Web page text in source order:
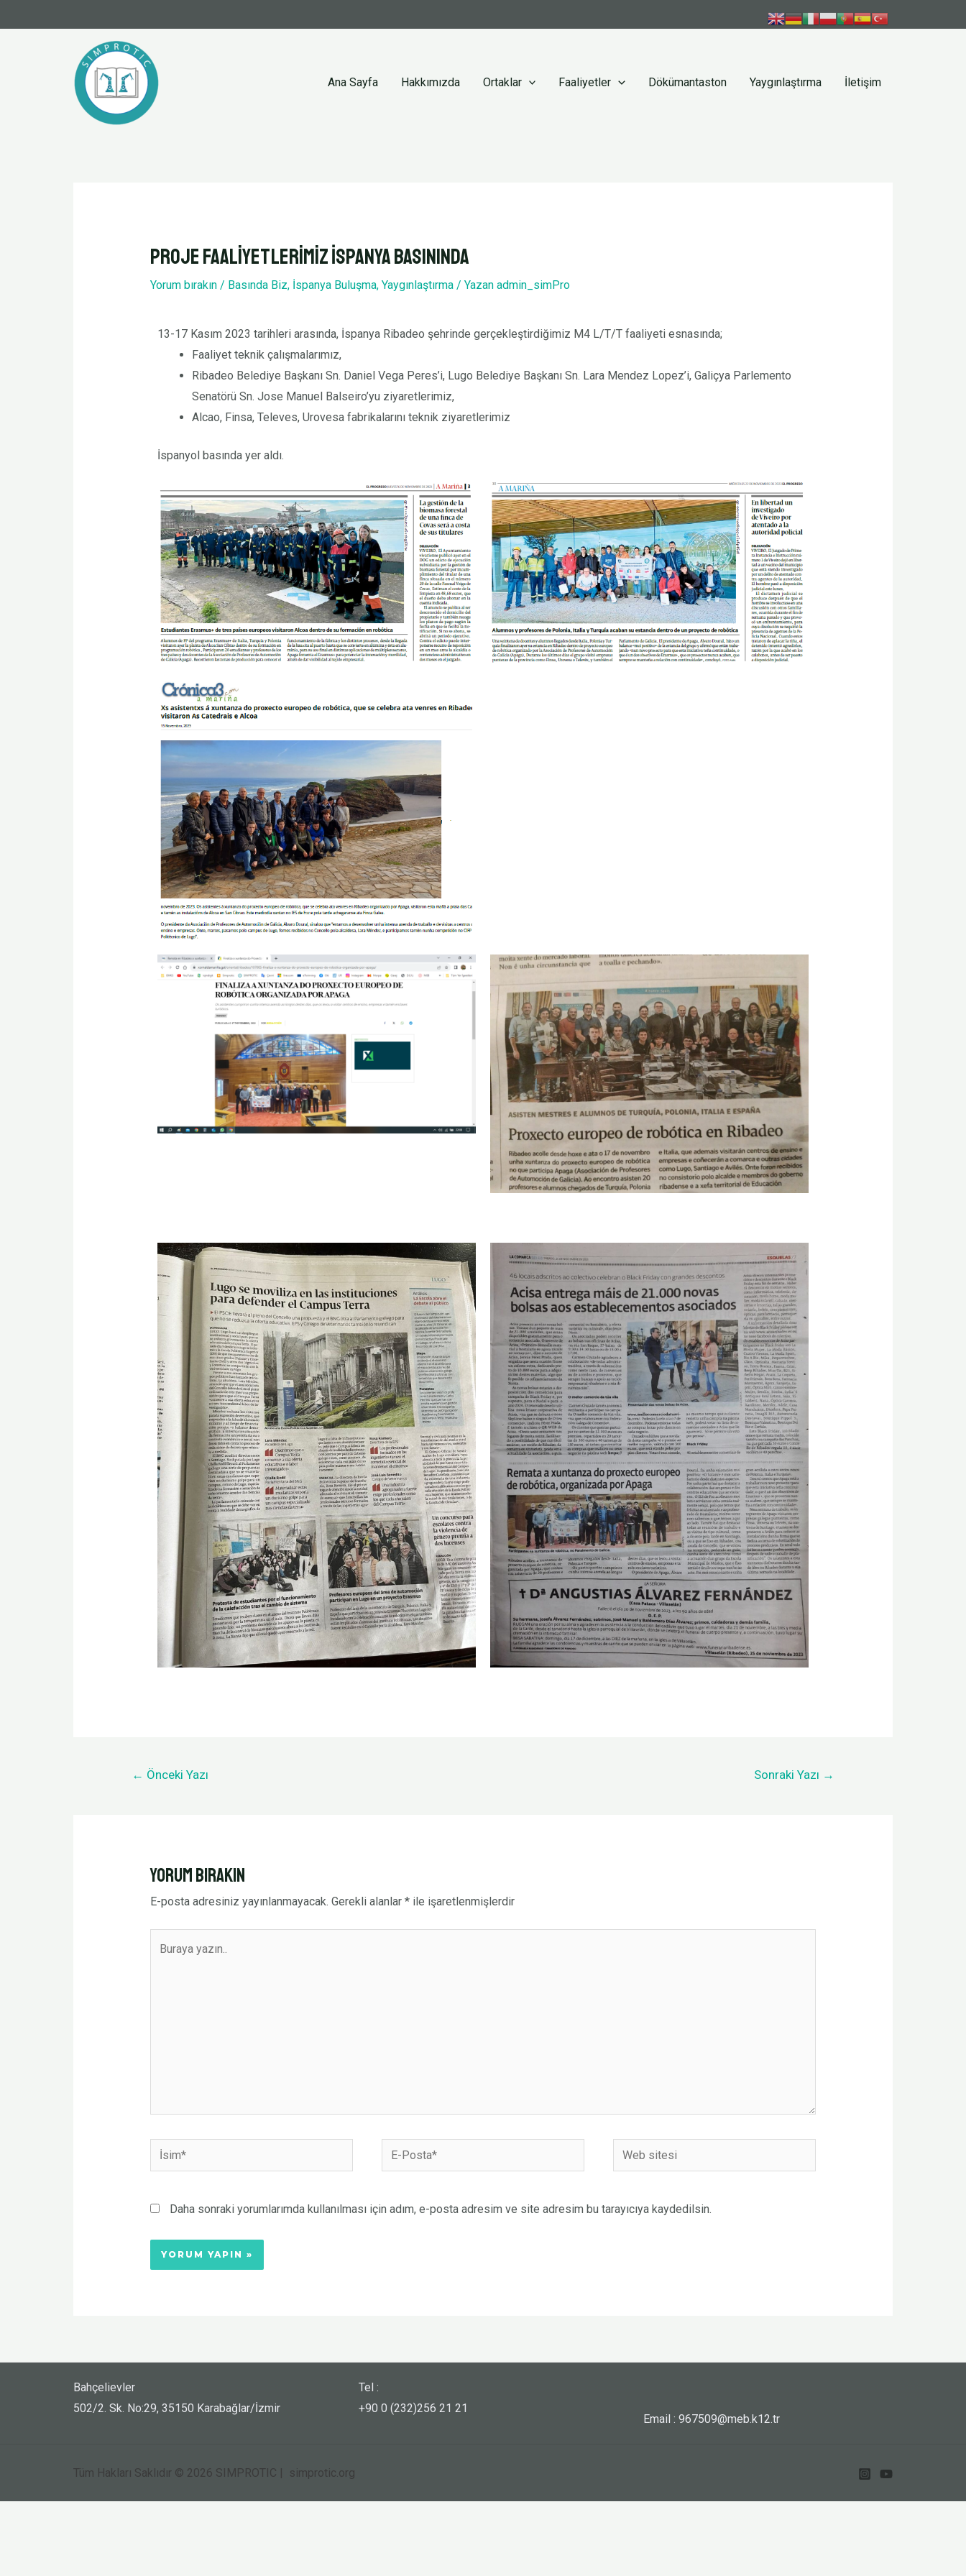
Ana Sayfa Hakkımızda Ortaklar Faaliyetler Dökümantaston Yaygınlaştırma İletişim
Proje Faaliyetlerimiz İspanya Basınında
Yorum bırakın / Basında Biz, İspanya Buluşma, Yaygınlaştırma/ Yazan admin_simPro
13-17 Kasım 2023 tarihleri arasında, İspanya Ribadeo şehrinde gerçekleştirdiğimiz M4 L/T/T faaliyeti esnasında;
Faaliyet teknik çalışmalarımız,
Ribadeo Belediye Başkanı Sn. Daniel Vega Peres’i, Lugo Belediye Başkanı Sn. Lara Mendez Lopez’i, Galiçya Parlemento
Senatörü Sn. Jose Manuel Balseiro’yu ziyaretlerimiz,
Alcao, Finsa, Televes, Urovesa fabrikalarını teknik ziyaretlerimiz
İspanyol basında yer aldı.
← Önceki Yazı Sonraki Yazı →
Yorum bırakın
E-posta adresiniz yayınlanmayacak. Gerekli alanlar *ile işaretlenmişlerdir
Daha sonraki yorumlarımda kullanılması için adım, e-posta adresim ve site adresim bu tarayıcıya kaydedilsin.
Bahçelievler
502/2. Sk. No:29, 35150 Karabağlar/İzmir
Tel :
+90 0 (232)256 21 21
Email : 967509@meb.k12.tr
Tüm Hakları Saklıdır © 2026 SIMPROTIC | simprotic.org